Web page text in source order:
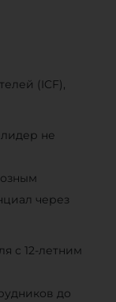
(ICF),
не
через
с 12-летним
до